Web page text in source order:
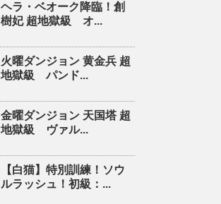
ヘラ・ベオーク降臨！創
樹妃 超地獄級 オ...
火曜ダンジョン 黄金兵 超
地獄級 パンド...
金曜ダンジョン 天国塔 超
地獄級 ヴァル...
【白猫】特別訓練！ソウ
ルラッシュ！初級：...